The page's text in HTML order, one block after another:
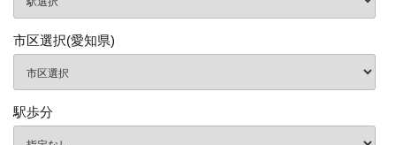
市区選択(愛知県)
駅歩分